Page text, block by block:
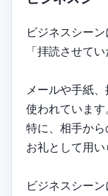
ビジネスシー
「拝読させて
メールや手紙
使われています
特に、相手か
お礼として用い
ビジネスシー